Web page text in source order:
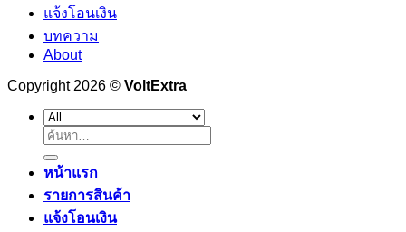
แจ้งโอนเงิน
บทความ
About
Copyright 2026 © VoltExtra
ค้นหา:
หน้าแรก
รายการสินค้า
แจ้งโอนเงิน